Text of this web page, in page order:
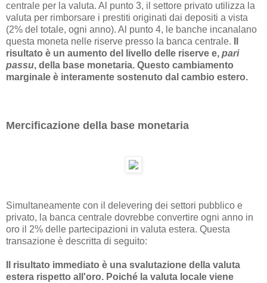
centrale per la valuta. Al punto 3, il settore privato utilizza la
valuta per rimborsare i prestiti originati dai depositi a vista
(2% del totale, ogni anno). Al punto 4, le banche incanalano
questa moneta nelle riserve presso la banca centrale.
risultato è un aumento del livello delle riserve e, pari
passu, della base monetaria. Questo cambiamento
marginale è interamente sostenuto dal cambio estero.
Mercificazione della base monetaria
Simultaneamente con il delevering dei settori pubblico e
privato, la banca centrale dovrebbe convertire ogni anno in
oro il 2% delle partecipazioni in valuta estera. Questa
transazione è descritta di seguito:
Il risultato immediato è una svalutazione della valuta
estera rispetto all'oro. Poiché la valuta locale viene